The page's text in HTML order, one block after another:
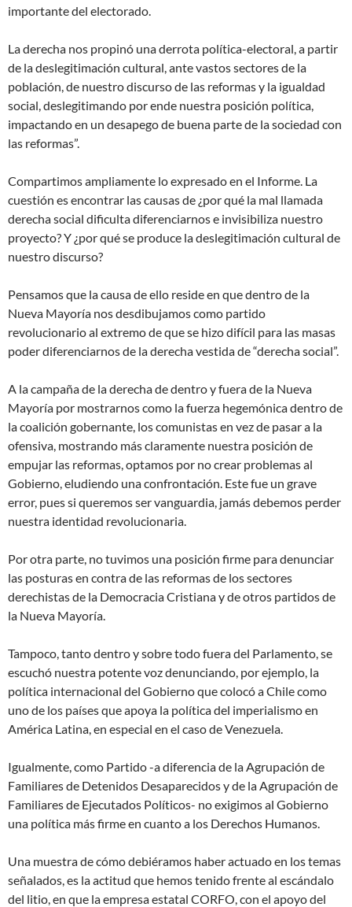
importante del electorado.
La derecha nos propinó una derrota política-electoral, a partir
de la deslegitimación cultural, ante vastos sectores de la
población, de nuestro discurso de las reformas y la igualdad
social, deslegitimando por ende nuestra posición política,
impactando en un desapego de buena parte de la sociedad con
las reformas”.
Compartimos ampliamente lo expresado en el Informe. La
cuestión es encontrar las causas de ¿por qué la mal llamada
derecha social dificulta diferenciarnos e invisibiliza nuestro
proyecto? Y ¿por qué se produce la deslegitimación cultural de
nuestro discurso?
Pensamos que la causa de ello reside en que dentro de la
Nueva Mayoría nos desdibujamos como partido
revolucionario al extremo de que se hizo difícil para las masas
poder diferenciarnos de la derecha vestida de “derecha social”.
A la campaña de la derecha de dentro y fuera de la Nueva
Mayoría por mostrarnos como la fuerza hegemónica dentro de
la coalición gobernante, los comunistas en vez de pasar a la
ofensiva, mostrando más claramente nuestra posición de
empujar las reformas, optamos por no crear problemas al
Gobierno, eludiendo una confrontación. Este fue un grave
error, pues si queremos ser vanguardia, jamás debemos perder
nuestra identidad revolucionaria.
Por otra parte, no tuvimos una posición firme para denunciar
las posturas en contra de las reformas de los sectores
derechistas de la Democracia Cristiana y de otros partidos de
la Nueva Mayoría.
Tampoco, tanto dentro y sobre todo fuera del Parlamento, se
escuchó nuestra potente voz denunciando, por ejemplo, la
política internacional del Gobierno que colocó a Chile como
uno de los países que apoya la política del imperialismo en
América Latina, en especial en el caso de Venezuela.
Igualmente, como Partido -a diferencia de la Agrupación de
Familiares de Detenidos Desaparecidos y de la Agrupación de
Familiares de Ejecutados Políticos- no exigimos al Gobierno
una política más firme en cuanto a los Derechos Humanos.
Una muestra de cómo debiéramos haber actuado en los temas
señalados, es la actitud que hemos tenido frente al escándalo
del litio, en que la empresa estatal CORFO, con el apoyo del